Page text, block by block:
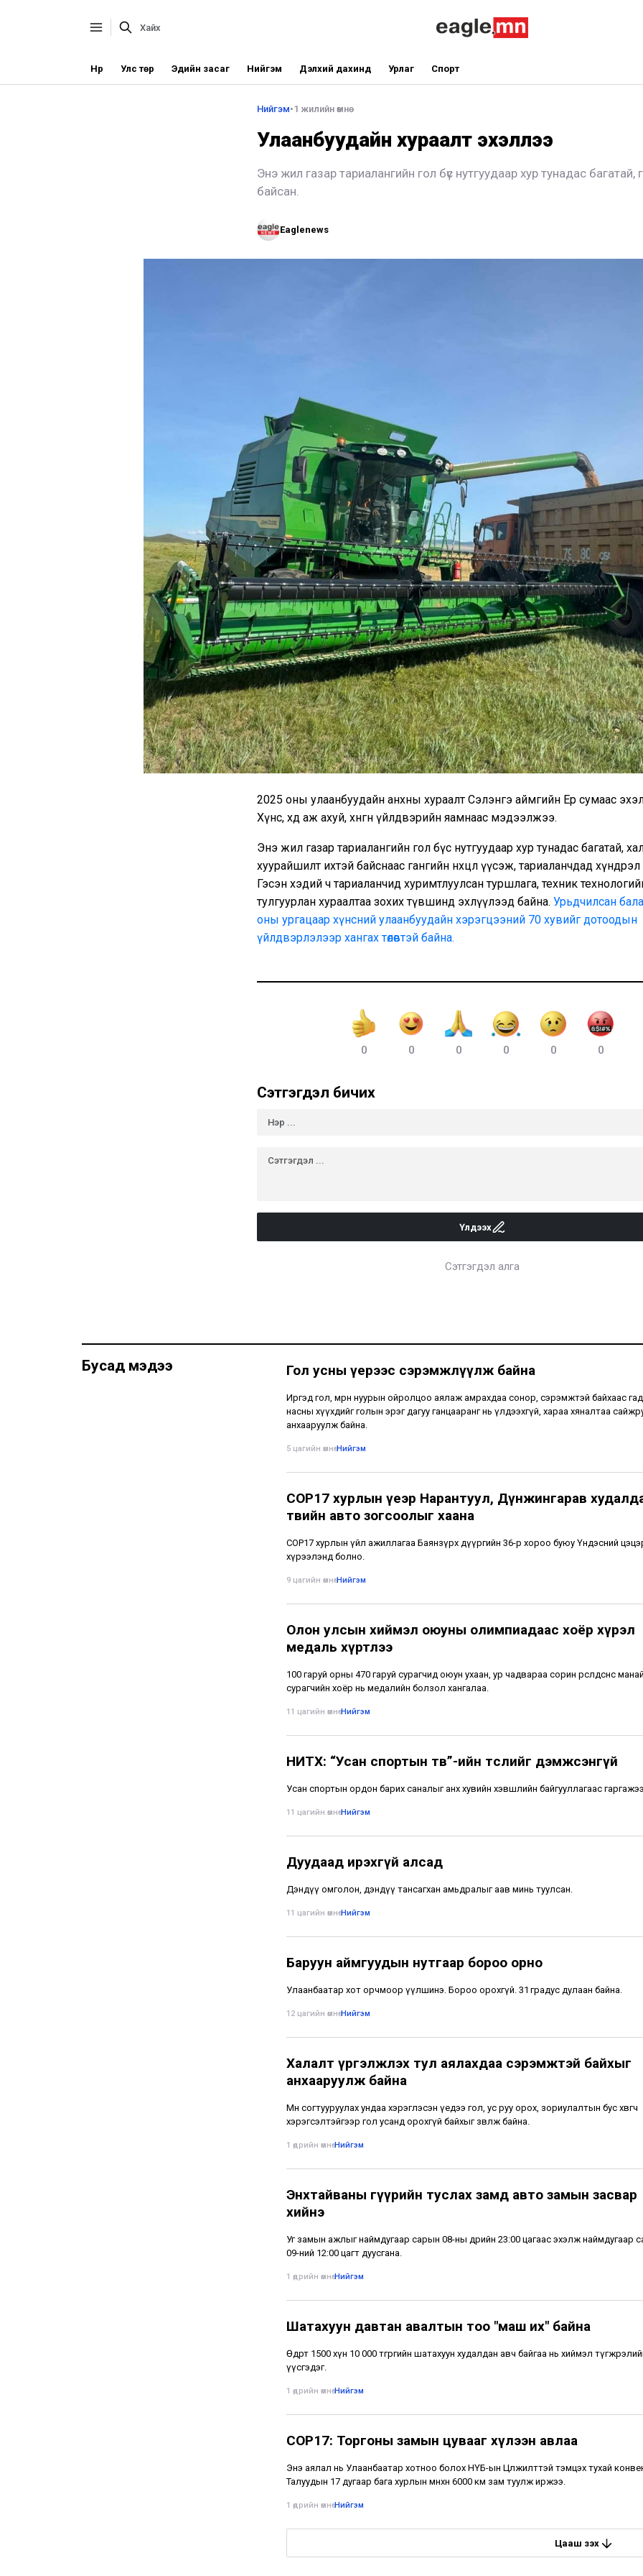
Нүүр Улс төр Эдийн засаг Нийгэм Дэлхий дахинд Урлаг Спорт
Нийгэм•1 жилийн өмнө
Улаанбуудайн хураалт эхэллээ
Энэ жил газар тариалангийн гол бүс нутгуудаар хур тунадас багатай,
байсан.
Eaglenews
2025 оны улаанбуудайн анхны хураалт Сэлэнгэ аймгийн Ерөө сумаас
Хүнс, хөдөө аж ахуй, хөнгөн үйлдвэрийн яамнаас мэдээлжээ.
Энэ жил газар тариалангийн гол бүс нутгуудаар хур тунадас багатай,
хуурайшилт ихтэй байснаас гангийн нөхцөл үүсэж, тариаланчдад хүндрэл
Гэсэн хэдий ч тариаланчид хуримтлуулсан туршлага, техник
тулгуурлан хураалтаа зохих түвшинд эхлүүлээд байна. Урьдчилсан
оны ургацаар хүнсний улаанбуудайн хэрэгцээний 70 хувийг дотоодын
үйлдвэрлэлээр хангах төлөвтэй байна.
0 0 0 0 0 0
Сэтгэгдэл бичих
Үлдээх
Сэтгэгдэл алга
Бусад мэдээ Гол усны үерээс сэрэмжлүүлж байна
Иргэд гол, мөрөн нуурын ойролцоо аялаж амрахдаа сонор, сэрэмжтэй байхаас
насны хүүхдийг голын эрэг дагуу ганцааранг нь үлдээхгүй, хараа хяналтаа
анхааруулж байна.
5 цагийн өмнө•Нийгэм
COP17 хурлын үеэр Нарантуул, Дүнжингарав
төвийн авто зогсоолыг хаана
СОР17 хурлын үйл ажиллагаа Баянзүрх дүүргийн 36-р хороо буюу Үндэсний
хүрээлэнд болно.
9 цагийн өмнө•Нийгэм
Олон улсын хиймэл оюуны олимпиадаас хоёр хүрэл
медаль хүртлээ
100 гаруй орны 470 гаруй сурагчид оюун ухаан, ур чадвараа сорин өрсөлдсөнөөс манай
сурагчийн хоёр нь медалийн болзол хангалаа.
11 цагийн өмнө•Нийгэм
НИТХ: “Усан спортын төв”-ийн төслийг дэмжсэнгүй
Усан спортын ордон барих саналыг анх хувийн хэвшлийн байгууллагаас
11 цагийн өмнө•Нийгэм
Дуудаад ирэхгүй алсад
Дэндүү омголон, дэндүү тансагхан амьдралыг аав минь туулсан.
11 цагийн өмнө•Нийгэм
Баруун аймгуудын нутгаар бороо орно
Улаанбаатар хот орчмоор үүлшинэ. Бороо орохгүй. 31 градус дулаан байна.
12 цагийн өмнө•Нийгэм
Халалт үргэлжлэх тул аялахдаа сэрэмжтэй байхыг
анхааруулж байна
Мөн согтууруулах ундаа хэрэглэсэн үедээ гол, ус руу орох, зориулалтын бус хөвөгч
хэрэгсэлтэйгээр гол усанд орохгүй байхыг зөвлөж байна.
1 өдрийн өмнө•Нийгэм
Энхтайваны гүүрийн туслах замд авто замын засвар
хийнэ
Уг замын ажлыг наймдугаар сарын 08-ны өдрийн 23:00 цагаас эхэлж наймдугаар
09-ний 12:00 цагт дуусгана.
1 өдрийн өмнө•Нийгэм
Шатахуун давтан авалтын тоо "маш их" байна
Өдөрт 1500 хүн 10 000 төгрөгийн шатахуун худалдан авч байгаа нь хиймэл
үүсгэдэг.
1 өдрийн өмнө•Нийгэм
COP17: Торгоны замын цувааг хүлээн авлаа
Энэ аялал нь Улаанбаатар хотноо болох НҮБ-ын Цөлжилттэй тэмцэх тухай
Талуудын 17 дугаар бага хурлын өмнөхөн 6000 км зам туулж иржээ.
1 өдрийн өмнө•Нийгэм
Цааш үзэх